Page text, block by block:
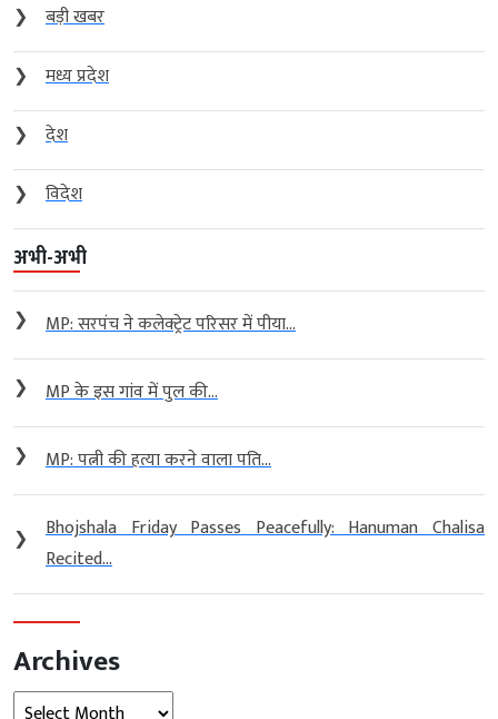
❯
बड़ी खबर
❯
मध्य प्रदेश
❯
देश
❯
विदेश
अभी-अभी
❯ MP: सरपंच ने कलेक्ट्रेट परिसर में पीया...
❯ MP के इस गांव में पुल की...
❯ MP: पत्नी की हत्या करने वाला पति...
❯
Bhojshala Friday Passes Peacefully: Hanuman Chalisa
Recited...
Archives
Archives